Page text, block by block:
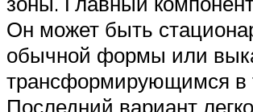
Он может быть
обычной формы или
трансформирующимся в
Последний вариант